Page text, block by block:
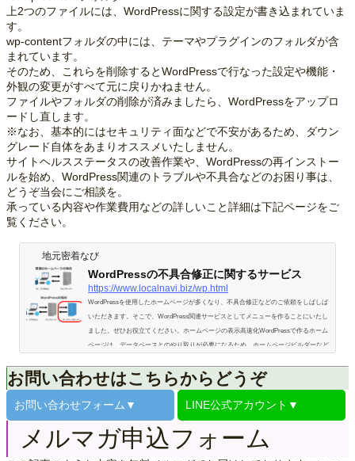
上2つのファイルには、WordPressに関する設定が書き込まれていま
す。
wp-contentフォルダの中には、テーマやプラグインのフォルダが含
まれています。
そのため、これらを削除するとWordPressで行なった設定や機能・
外観の変更がすべて元に戻りかねません。
ファイルやフォルダの削除が済みましたら、WordPressをアップロ
ードし直します。
※なお、基本的にはセキュリティ面などで不安があるため、ダウン
グレード自体をあまりオススメいたしません。
サイトヘルスステータスの改善作業や、WordPressの再インストー
ルを始め、WordPress関連のトラブルや不具合などのお困り事は、
どうぞ当会にご相談を。
承っている内容や作業費用などの詳しいこと詳細は下記ページをご
覧ください。
地元密着なび
WordPressの不具合修正に関するサービス
https://www.localnavi.biz/wp.html
WordPressを使用したホームページが多くなり、不具合修正などのご依頼をしばしば
いただきます。そこで、WordPress関連サービスとしてメニューを作ることにいたし
ました。ぜひお役立てください。ホームページの表示高速化WordPressで作るホーム
ページは、データベースとのやり取りが必要になるため、ホームページビルダーなど
遅いページだと、特にスマホユーザーは開くのを待たずに別のページに移ってしまい
やすくなります。そこで、見込み客にホームペー…
お問い合わせはこちらからどうぞ
お問い合わせフォーム▼ LINE公式アカウント▼
メルマガ申込フォーム